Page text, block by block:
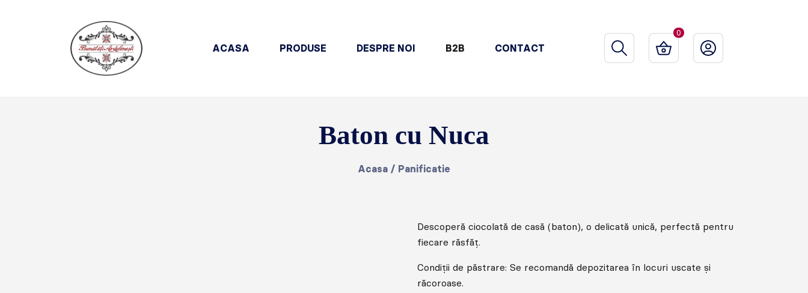
ACASA PRODUSE DESPRE NOI B2B CONTACT
0
Baton cu Nuca
Acasa / Panificatie
Descoperă ciocolată de casă (baton), o delicată unică, perfectă pentru
fiecare răsfăț.
Condiții de păstrare: Se recomandă depozitarea în locuri uscate și
răcoroase.